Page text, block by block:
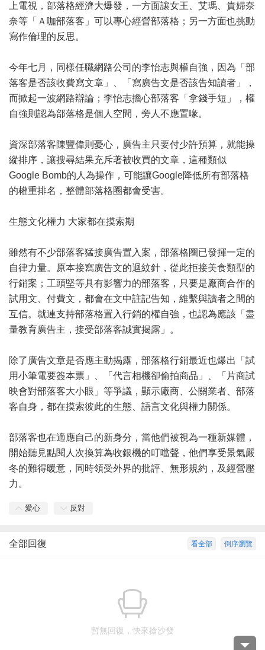
上電視，部落格經濟大爆發，一方面讓女王、艾瑪、貴婦奈
奈等「Ａ咖部落客」可以專心經營部落格；另一方面也挑動
寫作倫理的反思。
今年七月，同樣任職網路公司的李怡志與權自強，因為「部
落客是否該收費寫文章」、「寫廣告文是否該告知讀者」，
而掀起一波網路辯論；李怡志擔心部落客「拿錢手短」，權
自強則認為部落格是個人空間，旁人不應置喙。
資深部落客陳豐偉則憂心，廣告主只要付少許預算，就能操
縱排序，讓搜尋結果充斥著被收買的文章，這種類似
Google Bomb的人為操作，可能讓Google降低所有部落格
的權重排名，整體部落格圈都會受害。
生態文化權力 大家都在摸索期
雖然有不少部落客猛接廣告置入案，部落格圈已發揮一定的
自律力量。原本接寫廣告文的迴紋針，從此拒接美食類型的
行銷案；工頭堅等具有影響力的部落客，只要是廠商合作的
試用文、付費文，都會在文中註記告知，維繫與讀者之間的
互信。就連支持部落格置入行銷的權自強，也認為應該「盡
量教育廣告主，接受部落客誠實揭露」。
除了廣告文章是否應主動揭露，部落格行銷最近也爆出「試
用小筆電要簽本票」、「代言相機卻偷拍商品」、「片商試
映會對部落客大小眼」等爭議，顯示廠商、公關業者、部落
客自身，都在摸索彼此的生態、語言文化與權力關係。
部落客也在適應自己的新身分，當他們被視為一種新媒體，
開始聽見點閱人次換算為收銀機的叮噹聲，他們享受景氣嚴
冬的難得暖意，同時領受外界的批評、無形規約，及經營壓
力。
愛心 反對
倒序瀏覽
看全部
全部回復
暫無回復，快來搶沙發